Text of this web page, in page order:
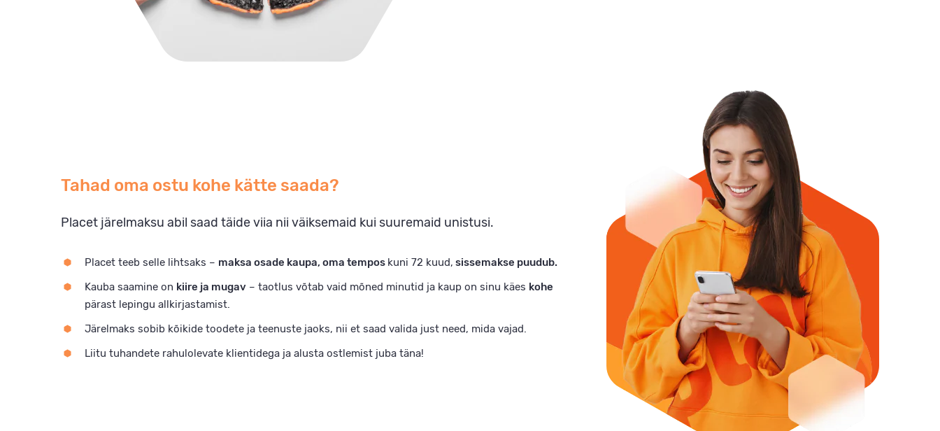
Tahad oma ostu kohe kätte saada?
Placet järelmaksu abil saad täide viia nii väiksemaid kui suuremaid unistusi.
Placet teeb selle lihtsaks – maksa osade kaupa, oma tempos kuni 72 kuud, sissemakse puudub.
Kauba saamine on kiire ja mugav – taotlus võtab vaid mõned minutid ja kaup on sinu käes kohe
pärast lepingu allkirjastamist.
Järelmaks sobib kõikide toodete ja teenuste jaoks, nii et saad valida just need, mida vajad.
Liitu tuhandete rahulolevate klientidega ja alusta ostlemist juba täna!